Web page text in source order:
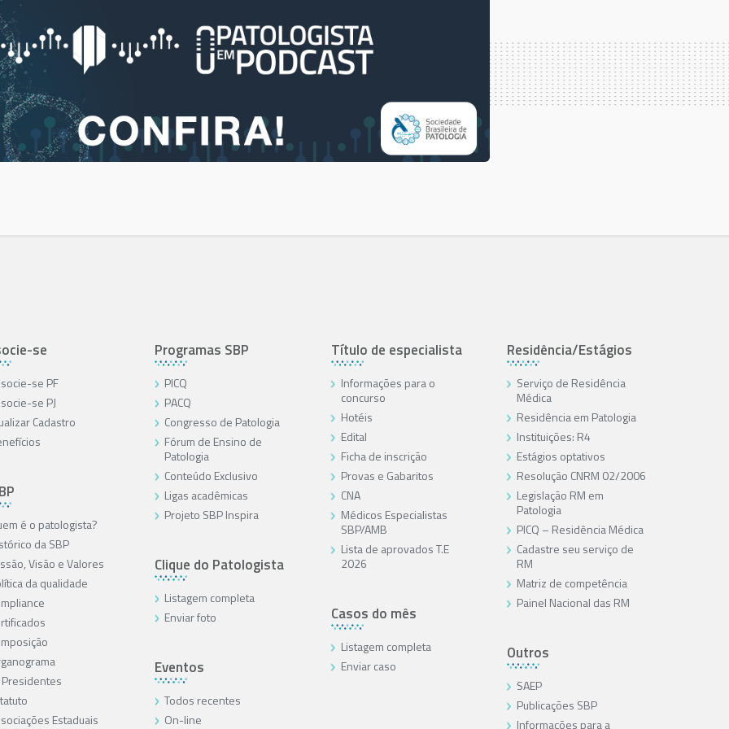
se
se PF
se PJ
Cadastro
é o patologista?
da SBP
Visão e Valores
da qualidade
Presidentes
Estaduais
Programas SBP
PICQ
PACQ
Congresso de Patologia
Fórum de Ensino de
Patologia
Conteúdo Exclusivo
Ligas acadêmicas
Projeto SBP Inspira
Clique do Patologista
Listagem completa
Enviar foto
Eventos
Todos recentes
On-line
Título de especialista
Informações para o
concurso
Hotéis
Edital
Ficha de inscrição
Provas e Gabaritos
CNA
Médicos Especialistas
SBP/AMB
Lista de aprovados T.E
2026
Casos do mês
Listagem completa
Enviar caso
Residência/Estágios
Serviço de Residência
Médica
Residência em Patologia
Instituições: R4
Estágios optativos
Resolução CNRM 02/2006
Legislação RM em
Patologia
PICQ – Residência Médica
Cadastre seu serviço de
RM
Matriz de competência
Painel Nacional das RM
Outros
SAEP
Publicações SBP
Informações para a